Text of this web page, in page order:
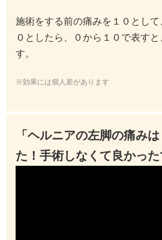
施術をする前の痛みを１０とし
０としたら、０から１０で表す
す。
※効果には個人差があります
「ヘルニアの左脚の痛み
た！手術しなくて良かった